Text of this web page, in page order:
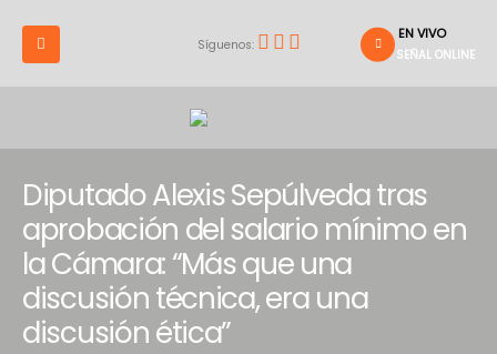
Síguenos:
EN VIVO
SEÑAL ONLINE
Diputado Alexis Sepúlveda tras
aprobación del salario mínimo en
la Cámara: “Más que una
discusión técnica, era una
discusión ética”